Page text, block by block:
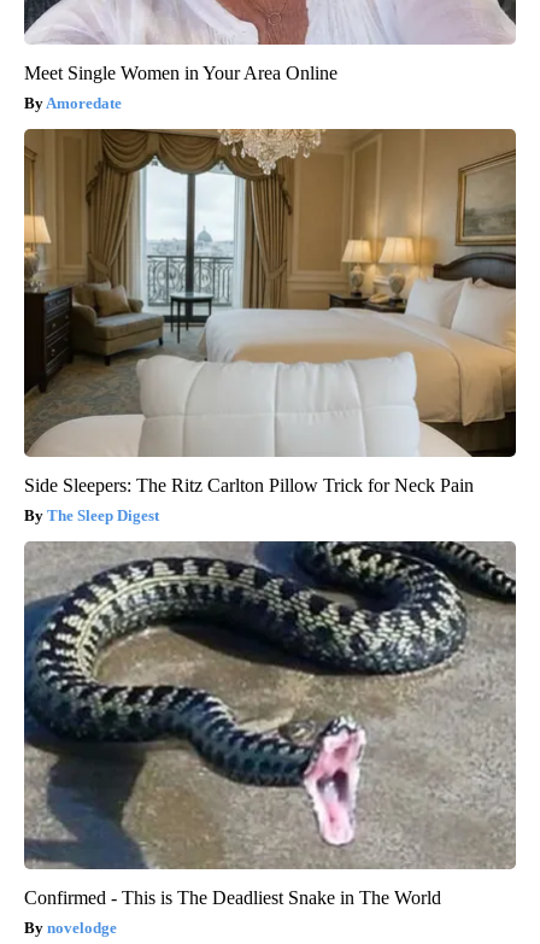
Meet Single Women in Your Area Online
Amoredate
Side Sleepers: The Ritz Carlton Pillow Trick for Neck Pain
The Sleep Digest
Confirmed - This is The Deadliest Snake in The World
novelodge